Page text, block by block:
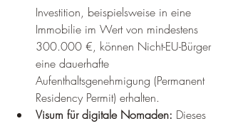
Investition, beispielsweise in eine
Immobilie im Wert von mindestens
300.000 €, können Nicht-EU-Bürger
eine dauerhafte
Aufenthaltsgenehmigung (Permanent
Residency Permit) erhalten.
Visum für digitale Nomaden: Dieses